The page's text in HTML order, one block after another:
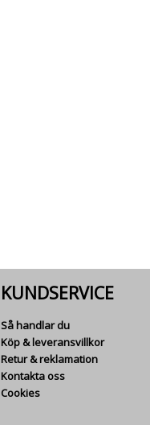
KUNDSERVICE
Så handlar du
Köp & leveransvillkor
Retur & reklamation
Kontakta oss
Cookies